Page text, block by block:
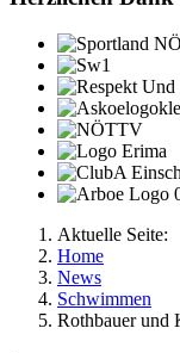
Aktuelle Seite:
Home
News
Schwimmen
Rothbauer und